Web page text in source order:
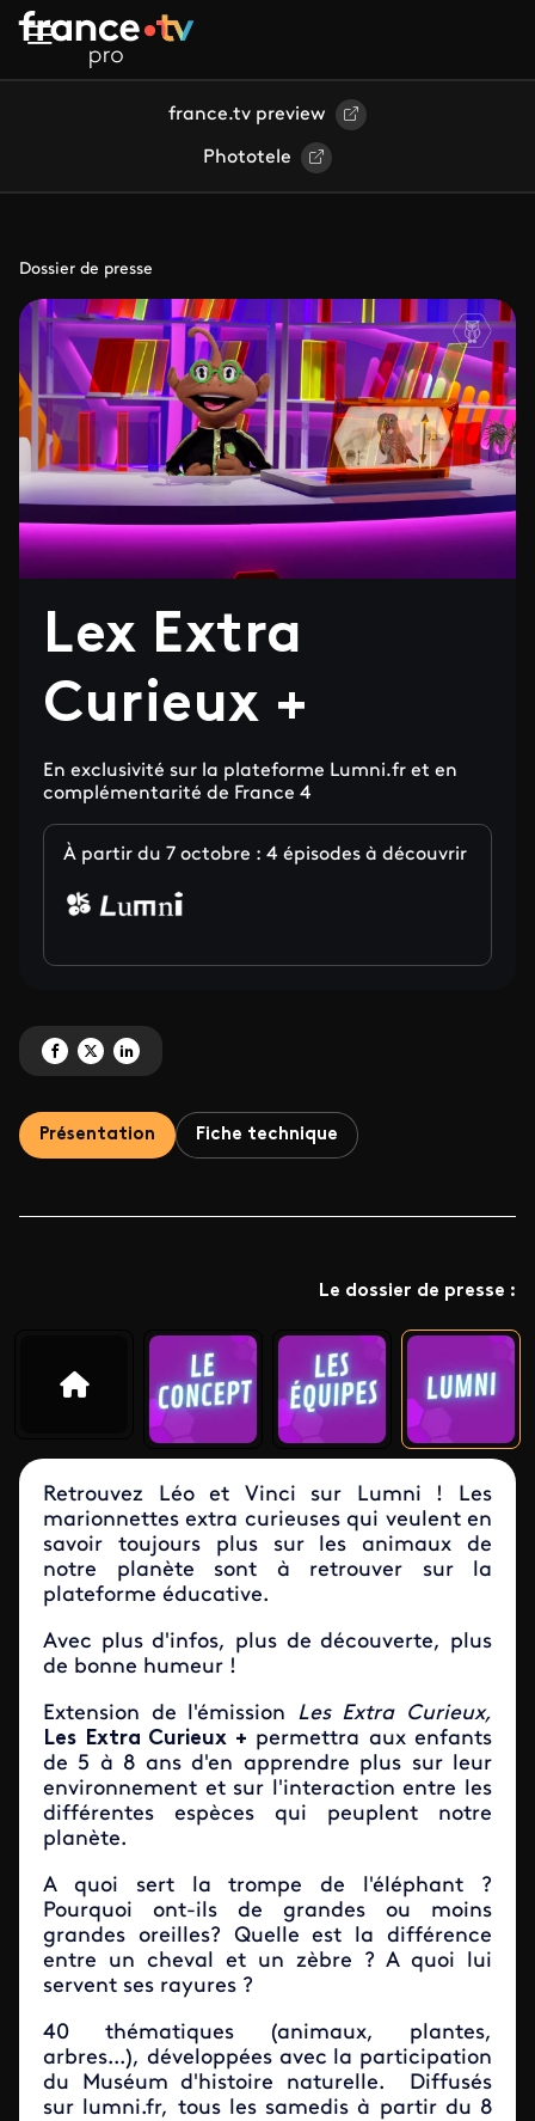
Aller au contenu principal
france.tv preview
Phototele
Dossier de presse
Lex Extra
Curieux +
En exclusivité sur la plateforme Lumni.fr et en
complémentarité de France 4
À partir du 7 octobre : 4 épisodes à découvrir
Partagez 'Lex Extra Curieux +' sur Facebook
Partagez 'Lex Extra Curieux +' sur X
Partagez 'Lex Extra Curieux +' sur LinkedIn
Présentation Fiche technique
Le dossier de presse :
Retrouvez Léo et Vinci sur Lumni ! Les
marionnettes extra curieuses qui veulent en
savoir toujours plus sur les animaux de
notre planète sont à retrouver sur la
plateforme éducative.
Avec plus d'infos, plus de découverte, plus
de bonne humeur !
Extension de l'émission Les Extra Curieux,
Les Extra Curieux + permettra aux enfants
de 5 à 8 ans d'en apprendre plus sur leur
environnement et sur l'interaction entre les
différentes espèces qui peuplent notre
planète.
A quoi sert la trompe de l'éléphant ?
Pourquoi ont-ils de grandes ou moins
grandes oreilles? Quelle est la différence
entre un cheval et un zèbre ? A quoi lui
servent ses rayures ?
40 thématiques (animaux, plantes,
arbres...), développées avec la participation
du Muséum d'histoire naturelle. Diffusés
sur lumni.fr, tous les samedis à partir du 8